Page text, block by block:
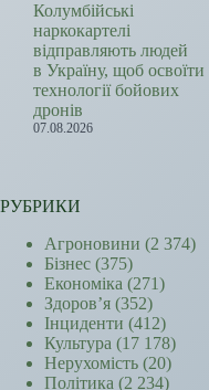
Колумбійські
наркокартелі
відправляють людей
в Україну, щоб освоїти
технології бойових
дронів
07.08.2026
РУБРИКИ
Агроновини (2 374)
Бізнес (375)
Економіка (271)
Здоров’я (352)
Інциденти (412)
Культура (17 178)
Нерухомість (20)
Політика (2 234)